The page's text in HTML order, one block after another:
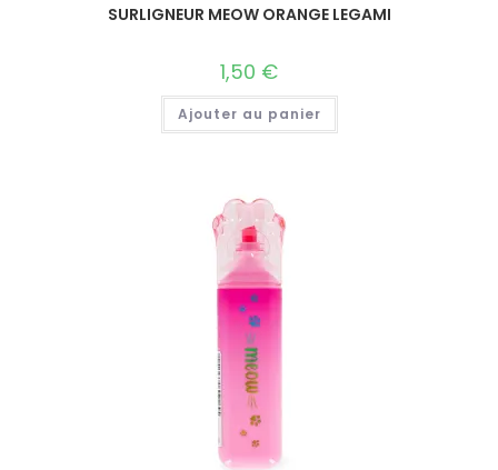
SURLIGNEUR MEOW ORANGE LEGAMI
1,50 €
Ajouter au panier